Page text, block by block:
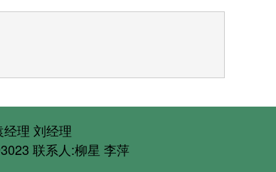
理 刘经理
联系人:柳星 李萍